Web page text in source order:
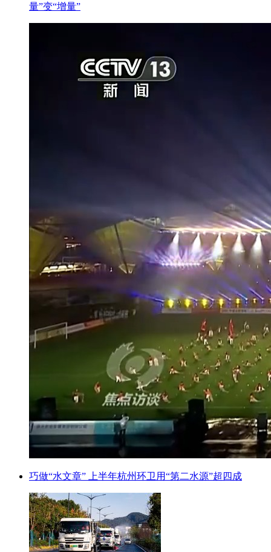
量”变“增量”
巧做“水文章” 上半年杭州环卫用“第二水源”超四成